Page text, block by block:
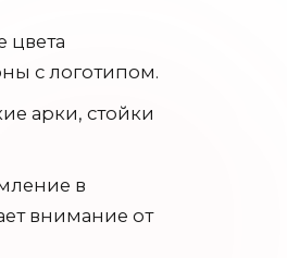
цвета
с логотипом.
арки, стойки
в
внимание от